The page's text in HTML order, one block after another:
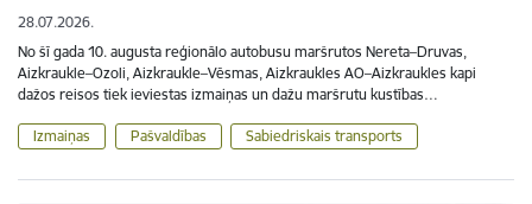
28.07.2026.
No šī gada 10. augusta reģionālo autobusu maršrutos Nereta–Druvas,
Aizkraukle–Ozoli, Aizkraukle–Vēsmas, Aizkraukles AO–Aizkraukles kapi
dažos reisos tiek ieviestas izmaiņas un dažu maršrutu kustības…
Izmaiņas Pašvaldības Sabiedriskais transports